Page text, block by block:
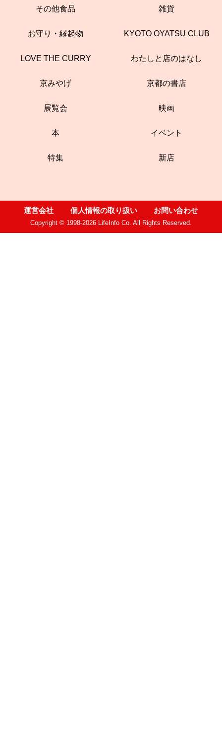
その他食品 雑貨
お守り・縁起物 KYOTO OYATSU CLUB
LOVE THE CURRY わたしと店のはなし
京みやげ 京都の書店
展覧会 映画
本 イベント
特集 新店
運営会社 個人情報の取り扱い お問い合わせ
Copyright © 1998-2026 LifeInfo Co. All Rights Reserved.